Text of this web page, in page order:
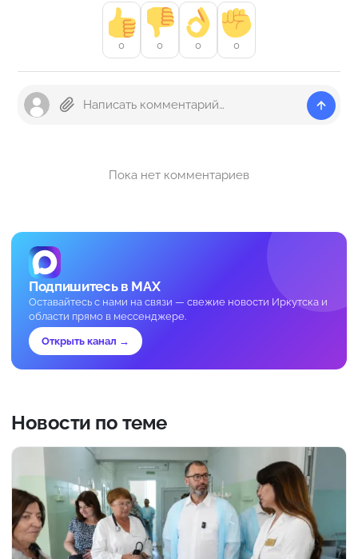
0 0 0 0
Пока нет комментариев
Подпишитесь в MAX
Оставайтесь с нами на связи — свежие новости Иркутска и
области прямо в мессенджере.
Открыть канал →
Новости по теме